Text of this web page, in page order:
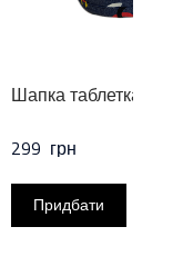
Шапка таблетка М16/
299  грн
Придбати